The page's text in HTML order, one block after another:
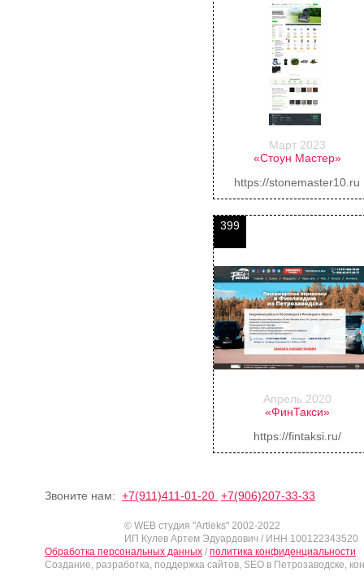
Март 2023
«Стоун Мастер»
https://stonemaster10.ru
399
Апрель 2020
«ФинТакси»
https://fintaksi.ru/
Звоните нам: +7(911)411-01-20 +7(906)207-33-33
© WEB студия "Artleks" 2002-2022
ИП Кулев Артем Эдуардович / ИНН 100122343520
Обработка персональных данных / политика конфиденциальности
Создание, разработка, поддержка сайтов, SEO в Петрозаводске,